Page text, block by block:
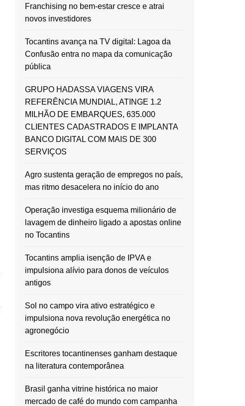
Franchising no bem-estar cresce e atrai
novos investidores
Tocantins avança na TV digital: Lagoa da
Confusão entra no mapa da comunicação
pública
GRUPO HADASSA VIAGENS VIRA
REFERÊNCIA MUNDIAL, ATINGE 1.2
MILHÃO DE EMBARQUES, 635.000
CLIENTES CADASTRADOS E IMPLANTA
BANCO DIGITAL COM MAIS DE 300
SERVIÇOS
Agro sustenta geração de empregos no país,
mas ritmo desacelera no início do ano
Operação investiga esquema milionário de
lavagem de dinheiro ligado a apostas online
no Tocantins
Tocantins amplia isenção de IPVA e
impulsiona alívio para donos de veículos
antigos
Sol no campo vira ativo estratégico e
impulsiona nova revolução energética no
agronegócio
Escritores tocantinenses ganham destaque
na literatura contemporânea
Brasil ganha vitrine histórica no maior
mercado de café do mundo com campanha